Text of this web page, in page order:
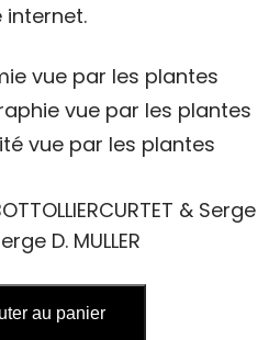
vue par les plantes
vue par les plantes
vue par les plantes
& Serge
D. MULLER
au panier